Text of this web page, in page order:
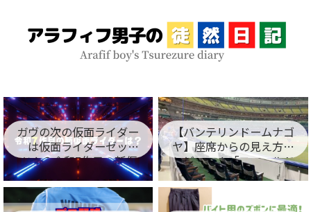
ガヴの次の仮面ライダー
は仮面ライダーゼッ
ツ！？令和7作目の新仮
面ライダー名が判明！
【バンテリンドームナゴ
ヤ】座席からの見え方を
レビュー！「フィールド
シート編」